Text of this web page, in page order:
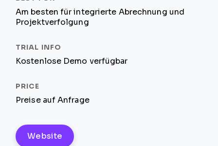
Am besten für integrierte Abrechnung und
Projektverfolgung
Kostenlose Demo verfügbar
Preise auf Anfrage
Website